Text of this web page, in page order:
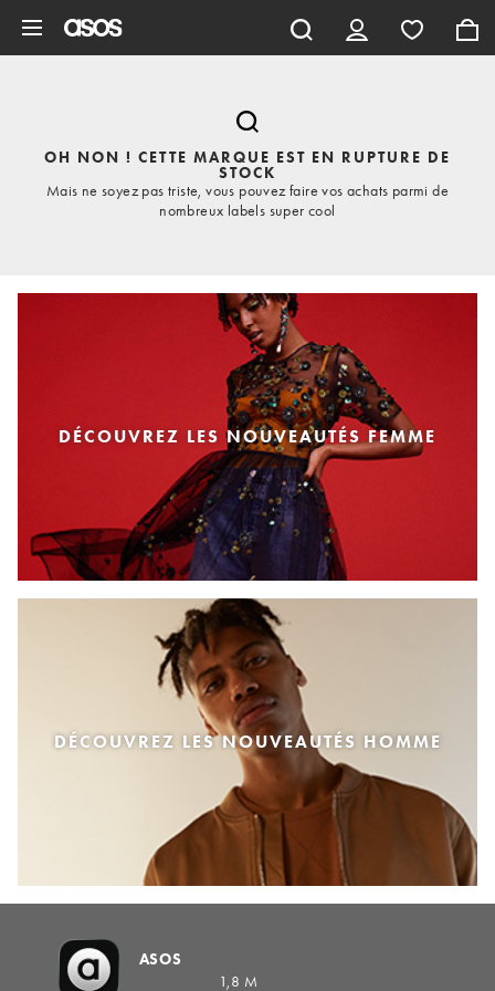
OH NON ! CETTE MARQUE EST EN RUPTURE DE
STOCK
Mais ne soyez pas triste, vous pouvez faire vos achats parmi de
nombreux labels super cool
DÉCOUVREZ LES NOUVEAUTÉS FEMME
DÉCOUVREZ LES NOUVEAUTÉS HOMME
ASOS
1,8 M